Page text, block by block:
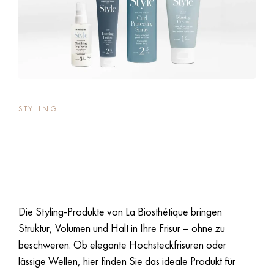
STYLING
Die Styling-Produkte von La Biosthétique bringen
Struktur, Volumen und Halt in Ihre Frisur – ohne zu
beschweren. Ob elegante Hochsteckfrisuren oder
lässige Wellen, hier finden Sie das ideale Produkt für